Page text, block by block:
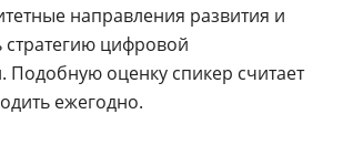
направления развития и
стратегию цифровой
Подобную оценку спикер считает
ежегодно.